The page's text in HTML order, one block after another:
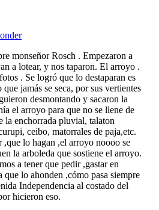
monseñor Rosch . Empezaron a
a lotear, y nos taparon. El arroyo .
. Se logró que lo destaparan es
jamás se seca, por sus vertientes
desmontando y sacaron la
el arroyo para que no se llene de
la enchorrada pluvial, talaton
ceibo, matorrales de paja,etc.
,que lo hagan ,el arroyo noooo se
la arboleda que sostiene el arroyo.
a tener que pedir ,gastar en
que lo ahonden ,cómo pasa siempre
Independencia al costado del
hicieron eso.